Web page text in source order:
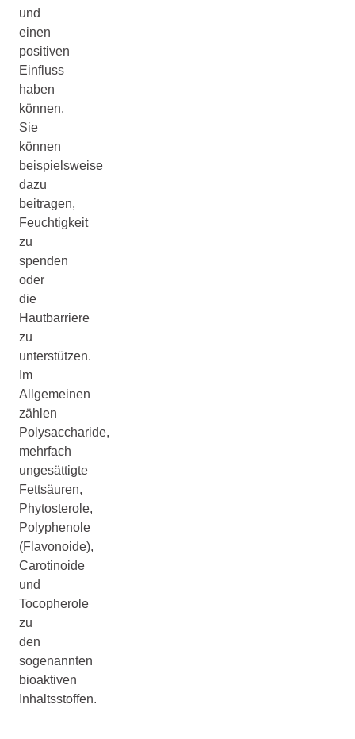
und
einen
positiven
Einfluss
haben
können.
Sie
können
beispielsweise
dazu
beitragen,
Feuchtigkeit
zu
spenden
oder
die
Hautbarriere
zu
unterstützen.
Im
Allgemeinen
zählen
Polysaccharide,
mehrfach
ungesättigte
Fettsäuren,
Phytosterole,
Polyphenole
(Flavonoide),
Carotinoide
und
Tocopherole
zu
den
sogenannten
bioaktiven
Inhaltsstoffen.